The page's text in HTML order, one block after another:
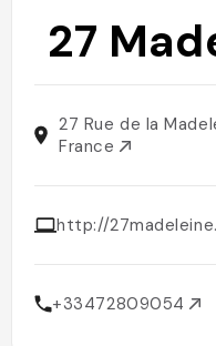
27
27 Rue de la
France
http://
+33472809054